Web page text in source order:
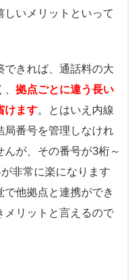
いメリットといって
きれば、通話料の大
拠点ごとに違う長い
けます。とはいえ内線
局番号を管理しなけれ
が、その番号が3桁～
非常に楽になります
他拠点と連携ができ
メリットと言えるので